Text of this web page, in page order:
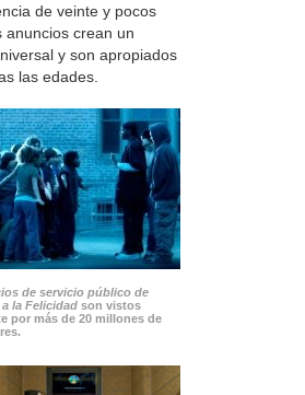
de veinte y pocos
anuncios crean un
y son apropiados
las edades.
de servicio público de
la Felicidad son vistos
por más de 20 millones de